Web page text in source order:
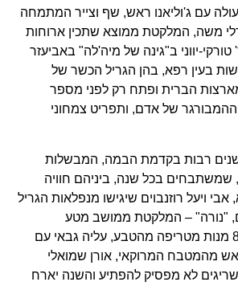
עם ג'וליאנו ראש, שף וצייר המתמחה
משה, המלקטת ממוצא שתכין ארוחות
יווני ב"גינה של מיה'לה" באביעזר
בעין רפא, בהן הגריל הכשר של
הברית ופתח רק לפני מספר
של אדם, ותפריט צמחוני
רבות בקדמת הבמה, המבשלות
בכל שנה, ביניהם חוויה
ויעל רוזנבוים שיגישו מנפלאות הגריל
"נורה" – המלקטת ממושב מטע
בארוחת 8 מנות מטריפה מהטבע, עליה גבאי עם
המרוקאי, אורן שמואלי
לא מפסיק להפתיע והשנה יארח